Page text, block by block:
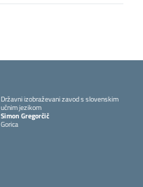
Državni izobraževani zavod s slovenskim
učnim jezikom
Simon Gregorčič
Gorica